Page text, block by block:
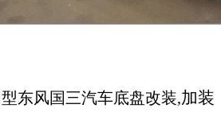
东风国三汽车底盘改装,加装